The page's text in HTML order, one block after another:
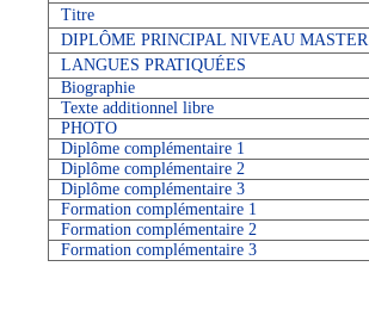
Titre
DIPLÔME PRINCIPAL NIVEAU MASTER
LANGUES PRATIQUÉES
Biographie
Texte additionnel libre
PHOTO
Diplôme complémentaire 1
Diplôme complémentaire 2
Diplôme complémentaire 3
Formation complémentaire 1
Formation complémentaire 2
Formation complémentaire 3